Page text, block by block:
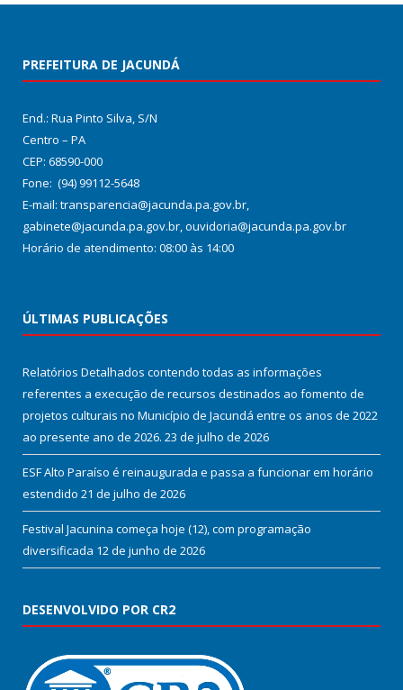
PREFEITURA DE JACUNDÁ
End.: Rua Pinto Silva, S/N
Centro – PA
CEP: 68590-000
Fone: (94) 99112-5648
E-mail: transparencia@jacunda.pa.gov.br,
gabinete@jacunda.pa.gov.br, ouvidoria@jacunda.pa.gov.br
Horário de atendimento: 08:00 às 14:00
ÚLTIMAS PUBLICAÇÕES
Relatórios Detalhados contendo todas as informações
referentes a execução de recursos destinados ao fomento de
projetos culturais no Município de Jacundá entre os anos de 2022
ao presente ano de 2026. 23 de julho de 2026
ESF Alto Paraíso é reinaugurada e passa a funcionar em horário
estendido 21 de julho de 2026
Festival Jacunina começa hoje (12), com programação
diversificada 12 de junho de 2026
DESENVOLVIDO POR CR2